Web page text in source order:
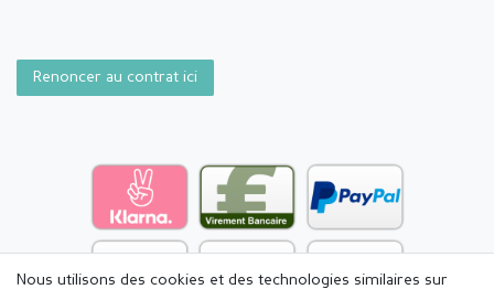
Renoncer au contrat ici
Nous utilisons des cookies et des technologies similaires sur